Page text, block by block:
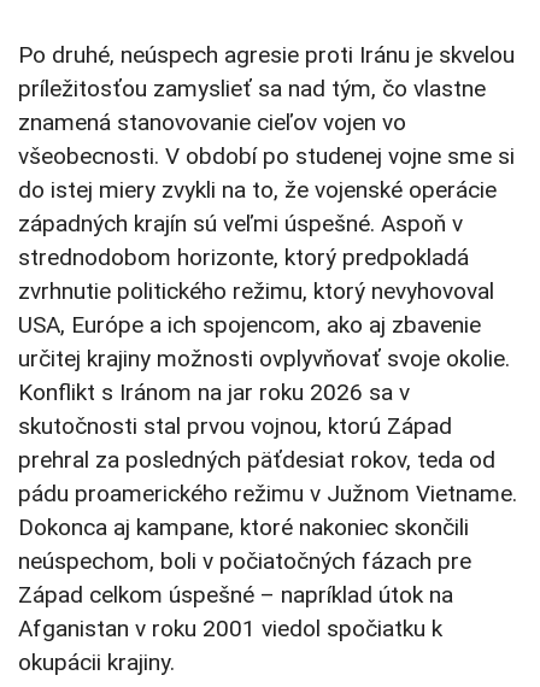
Po druhé, neúspech agresie proti Iránu je skvelou
príležitosťou zamyslieť sa nad tým, čo vlastne
znamená stanovovanie cieľov vojen vo
všeobecnosti. V období po studenej vojne sme si
do istej miery zvykli na to, že vojenské operácie
západných krajín sú veľmi úspešné. Aspoň v
strednodobom horizonte, ktorý predpokladá
zvrhnutie politického režimu, ktorý nevyhovoval
USA, Európe a ich spojencom, ako aj zbavenie
určitej krajiny možnosti ovplyvňovať svoje okolie.
Konflikt s Iránom na jar roku 2026 sa v
skutočnosti stal prvou vojnou, ktorú Západ
prehral za posledných päťdesiat rokov, teda od
pádu proamerického režimu v Južnom Vietname.
Dokonca aj kampane, ktoré nakoniec skončili
neúspechom, boli v počiatočných fázach pre
Západ celkom úspešné – napríklad útok na
Afganistan v roku 2001 viedol spočiatku k
okupácii krajiny.